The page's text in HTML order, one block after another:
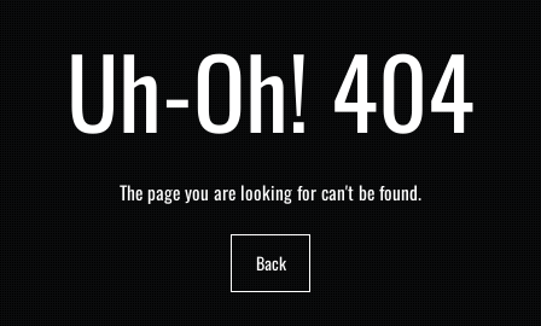
Uh-Oh! 404
The page you are looking for can't be found.
Back